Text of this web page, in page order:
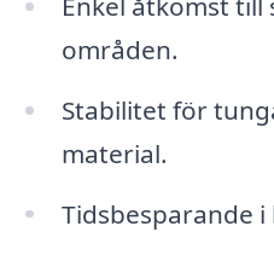
områden.
Stabilitet för
material.
Tidsbesparande